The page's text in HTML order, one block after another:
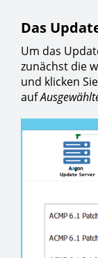
Das
Um das
zunächst die
und klicken
auf